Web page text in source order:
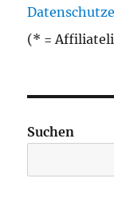
(* =
Suchen